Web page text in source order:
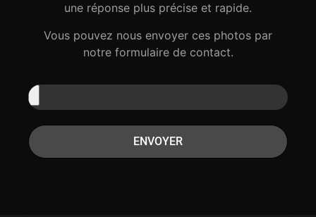
une réponse plus précise et rapide.
Vous pouvez nous envoyer ces photos par
notre formulaire de contact.
ENVOYER